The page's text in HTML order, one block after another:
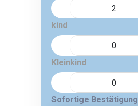
kind
Kleinkind
Sofortige Bestätigung